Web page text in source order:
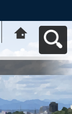
動応援ｻｲﾄ はち
コミねっとへ戻